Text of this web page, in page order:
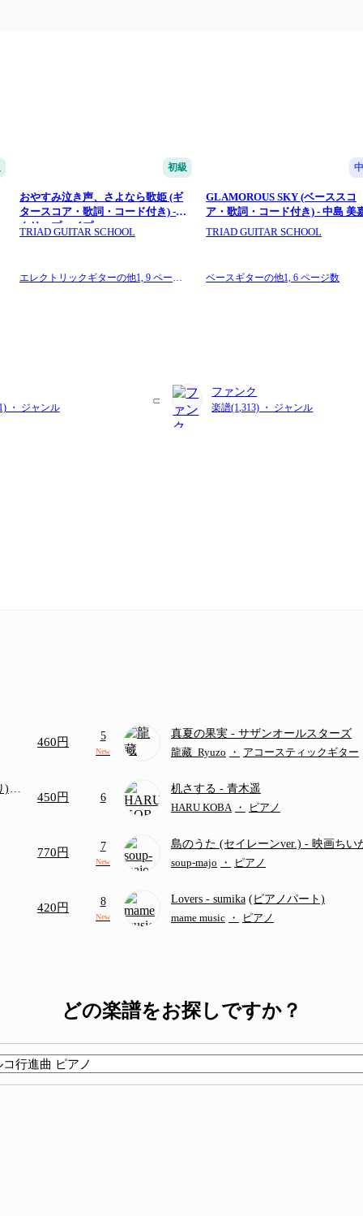
初級
おやすみ泣き声、さよなら歌姫 (ギ
タースコア・歌詞・コード付き) -
クリープハイプ
TRIAD GUITAR SCHOOL
エレクトリックギターの他1,9 ページ
GLAMOROUS SKY (ベーススコ
ア・歌詞・コード付き) - 中島 美
TRIAD GUITAR SCHOOL
ベースギターの他1,6 ページ数
・ ジャンル
ファンク
楽譜(1,313) ・ ジャンル
460円
)
450円
770円
420円
5
New
真夏の果実 - サザンオールスターズ
龍藏_Ryuzo
・ アコースティックギター
6
机さする - 青木遥
HARU KOBA
・ ピアノ
7
New
島のうた (セイレーンver.) - 映画ちい
つ (ドレミ付き初級)
soup-majo ・ ピアノ
8
New
Lovers - sumika (ピアノパート)
mame music ・ ピアノ
どの楽譜をお探しですか？